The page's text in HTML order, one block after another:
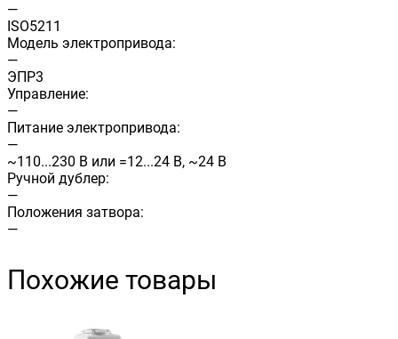
—
ISO5211
Модель электропривода:
—
ЭПР3
Управление:
—
Питание электропривода:
—
~110...230 В или =12...24 В, ~24 В
Ручной дублер:
—
Положения затвора:
—
Похожие товары